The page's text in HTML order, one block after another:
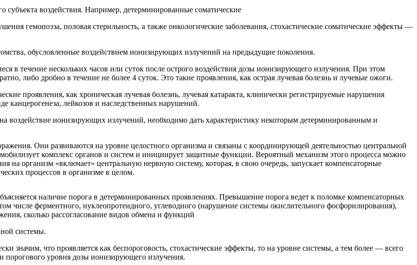
субъекта воздействия. Например, детерминированные соматические
гемопоэза, половая стерильность, а также онкологические заболевания, стохастические соматические эффекты —
обусловленные воздействием ионизирующих излучений на предыдущие поколения.
в течение нескольких часов или суток после острого воздействия дозы ионизирующего излучения. При этом
либо дробно в течение не более 4 суток. Это такие проявления, как острая лучевая болезнь и лучевые ожоги.
проявления, как хроническая лучевая болезнь, лучевая катаракта, клинически регистрируемые нарушения
канцерогенеза, лейкозов и наследственных нарушений.
воздействие ионизирующих излучений, необходимо дать характеристику некоторым детерминированным и
Они развиваются на уровне целостного организма и связаны с координирующей деятельностью центральной
комплекс органов и систем и инициирует защитные функции. Вероятный механизм этого процесса можно
на организм «включает» центральную нервную систему, которая, в свою очередь, запускает компенсаторные
процессов в организме в целом.
наличие порога в детерминированных проявлениях. Превышение порога ведет к поломке компенсаторных
числе ферментного, нуклеопротеидного, углеводного (нарушение системы окислительного фосфорилирования),
сколько рассогласование видов обмена и функций
системы.
значим, что проявляется как беспороговость, стохастические эффекты, то на уровне системы, а тем более — всего
уровня дозы ионизирующего излучения.